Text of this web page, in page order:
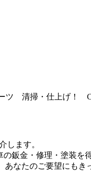
ツ 清掃・仕上げ！
します。
鈑金・修理・塗装を
なたのご要望にもき